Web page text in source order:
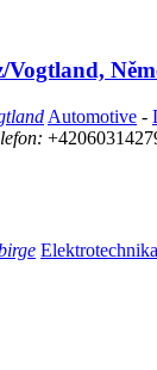
Automotive -
Elektrotechnika